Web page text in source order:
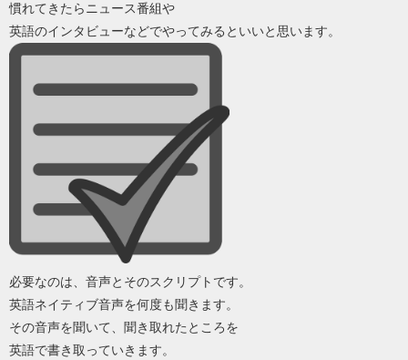
慣れてきたらニュース番組や
英語のインタビューなどでやってみるといいと思います。
必要なのは、音声とそのスクリプトです。
英語ネイティブ音声を何度も聞きます。
その音声を聞いて、聞き取れたところを
英語で書き取っていきます。